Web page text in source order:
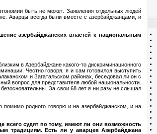
быть не может. Заявления отдельных людей
Аварцы всегда были вместе с азербайджанцами, и
азербайджанских властей к национальным
в Азербайджане какого-то дискриминационного
Честно говоря, я и сам готовился выступить
и Загатальском районах, беседовал ли он с
вопрос для представителя любой национальности.
За свои 68 лет я ни разу не слышал
родного говорю и на азербайджанском, и на
всего судят по тому, имеют ли они возможность
традициям. Есть ли у аварцев Азербайджана